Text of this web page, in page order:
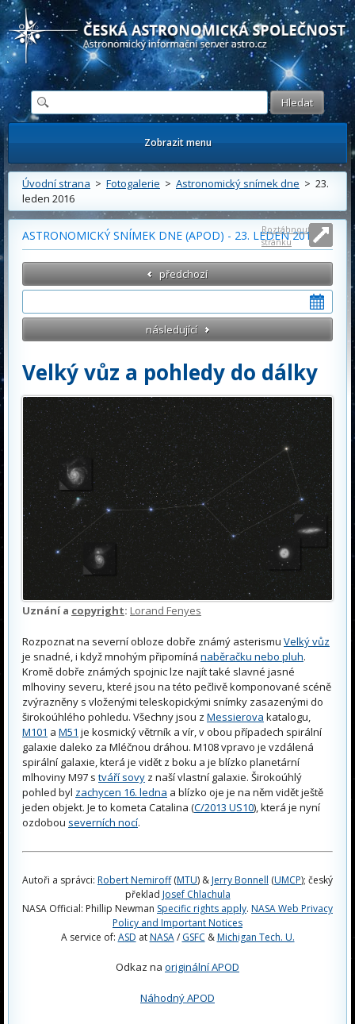
Česká astronomická společnost - Informační astronomický server
Zobrazit menu
Úvodní strana > Fotogalerie > Astronomický snímek dne > 23.
leden 2016
ASTRONOMICKÝ SNÍMEK DNE (APOD) - 23. LEDEN 2016
Roztáhnout
stránku
předchozí
následující
Velký vůz a pohledy do dálky
Uznání a copyright: Lorand Fenyes
Rozpoznat na severní obloze dobře známý asterismu Velký vůz
je snadné, i když mnohým připomíná naběračku nebo pluh.
Kromě dobře známých spojnic lze najít také slavné jasné
mlhoviny severu, které jsou na této pečlivě komponované scéně
zvýrazněny s vloženými teleskopickými snímky zasazenými do
širokoúhlého pohledu. Všechny jsou z Messierova katalogu,
M101 a M51 je kosmický větrník a vír, v obou případech spirální
galaxie daleko za Mléčnou dráhou. M108 vpravo je vzdálená
spirální galaxie, která je vidět z boku a je blízko planetární
mlhoviny M97 s tváří sovy z naší vlastní galaxie. Širokoúhlý
pohled byl zachycen 16. ledna a blízko oje je na něm vidět ještě
jeden objekt. Je to kometa Catalina (C/2013 US10), která je nyní
ozdobou severních nocí.
Autoři a správci: Robert Nemiroff(MTU) &Jerry Bonnell (UMCP); český
překlad Josef Chlachula
NASA Official: Phillip Newman Specific rights apply. NASA Web Privacy
Policy and Important Notices
A service of: ASD atNASA/ GSFC &Michigan Tech. U.
Odkaz na originální APOD
Náhodný APOD